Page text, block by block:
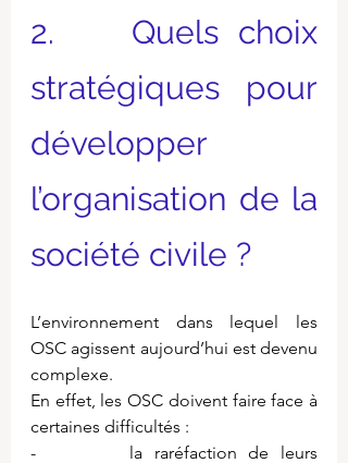
2.    Quels choix
stratégiques pour
développer
l’organisation de la
société civile ?
L’environnement dans lequel les
OSC agissent aujourd’hui est devenu
complexe.
En effet, les OSC doivent faire face à
certaines difficultés :
-        la raréfaction de leurs